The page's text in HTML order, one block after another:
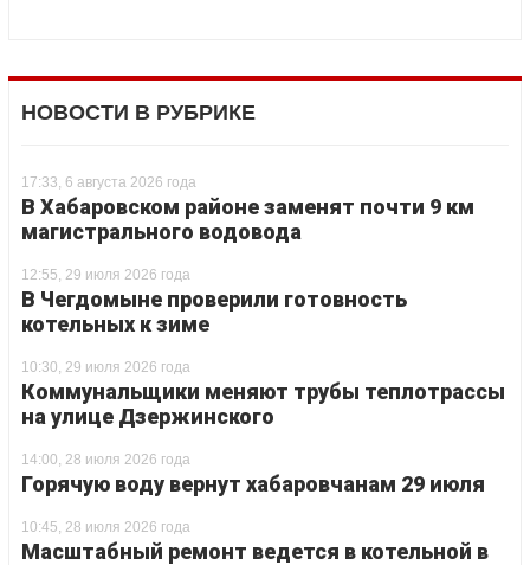
НОВОСТИ В РУБРИКЕ
17:33, 6 августа 2026 года
В Хабаровском районе заменят почти 9 км
магистрального водовода
12:55, 29 июля 2026 года
В Чегдомыне проверили готовность
котельных к зиме
10:30, 29 июля 2026 года
Коммунальщики меняют трубы теплотрассы
на улице Дзержинского
14:00, 28 июля 2026 года
Горячую воду вернут хабаровчанам 29 июля
10:45, 28 июля 2026 года
Масштабный ремонт ведется в котельной в